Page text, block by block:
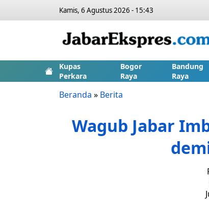
Kamis, 6 Agustus 2026 - 15:43
Kupas
Perkara
Bogor
Raya
Bandung
Raya
Beranda » Berita
Wagub Jabar